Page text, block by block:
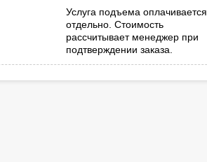
Услуга подъема оплачивается
отдельно. Стоимость
рассчитывает менеджер при
подтверждении заказа.